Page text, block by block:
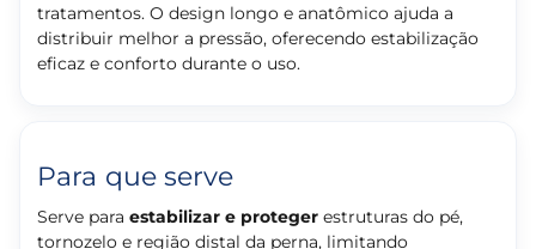
tratamentos. O design longo e anatômico ajuda a
distribuir melhor a pressão, oferecendo estabilização
eficaz e conforto durante o uso.
Para que serve
Serve para estabilizar e proteger estruturas do pé,
tornozelo e região distal da perna, limitando